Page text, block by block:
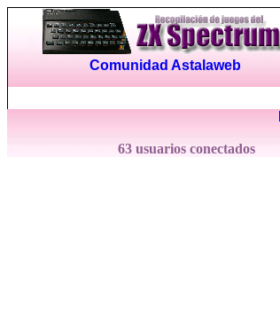
Comunidad Astalaweb
63 usuarios conectados